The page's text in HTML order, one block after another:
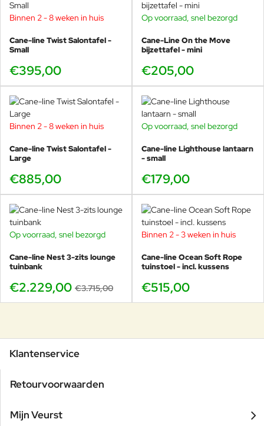
Binnen 2 - 8 weken in huis
Cane-line Twist Salontafel -
Small
€395,00
Op voorraad, snel bezorgd
Cane-Line On the Move
bijzettafel - mini
€205,00
Binnen 2 - 8 weken in huis
Cane-line Twist Salontafel -
Large
€885,00
Op voorraad, snel bezorgd
Cane-line Lighthouse lantaarn
- small
€179,00
-40%
Op voorraad, snel bezorgd
Cane-line Nest 3-zits lounge
tuinbank
€2.229,00 €3.715,00
Binnen 2 - 3 weken in huis
Cane-line Ocean Soft Rope
tuinstoel - incl. kussens
€515,00
Klantenservice
Retourvoorwaarden
Mijn Veurst